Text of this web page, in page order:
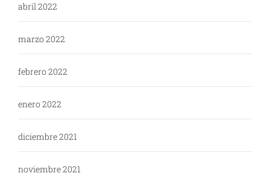
abril 2022
marzo 2022
febrero 2022
enero 2022
diciembre 2021
noviembre 2021